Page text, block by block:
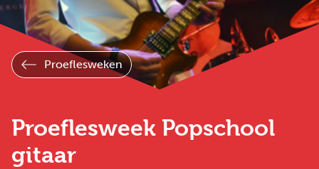
Proeflesweken
Proeflesweek Popschool
gitaar